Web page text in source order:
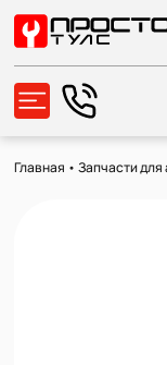
Главная •Запчасти